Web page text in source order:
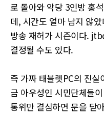
로 돌아와 악당 3인방 홍
데, 시간도 얼마 남지 않
방송 재허가 시즌이다.
결정될 수도 있다.
즉 가짜 태블렛PC의 진
금 아우성인 시민단체들
통위만 결심하면 문을 닫